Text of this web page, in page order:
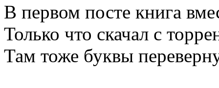
В первом посте книга
Только что скачал с
Там тоже буквы